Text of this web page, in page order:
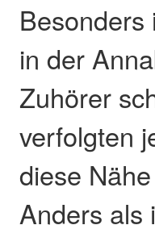
in der
Zuhörer
verfolgten
diese
Anders als